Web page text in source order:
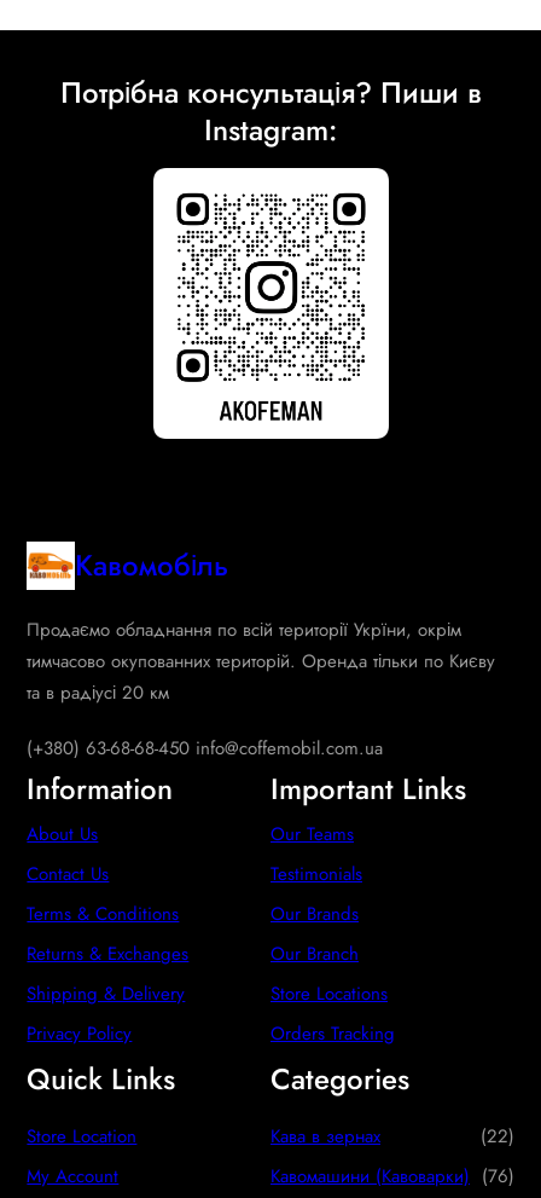
Потрібна консультація? Пиши в
Instagram:
Кавомобіль
Продаємо обладнання по всій території Укрїни, окрім
тимчасово окупованних територій. Оренда тільки по Києву
та в радіусі 20 км
(+380) 63-68-68-450 info@coffemobil.com.ua
Information
About Us
Contact Us
Terms & Conditions
Returns & Exchanges
Shipping & Delivery
Privacy Policy
Important Links
Our Teams
Testimonials
Our Brands
Our Branch
Store Locations
Orders Tracking
Quick Links
Store Location
My Account
Categories
Кава в зернах 222
2
Кавомашини (Кавоварки) 767